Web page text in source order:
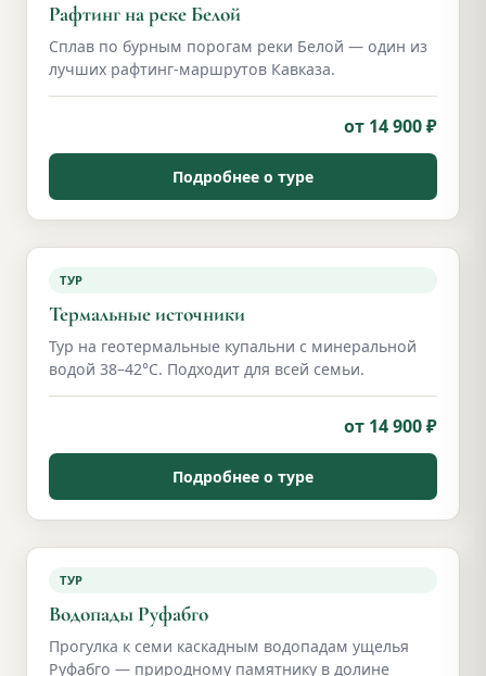
Рафтинг на реке Белой
Сплав по бурным порогам реки Белой — один из
лучших рафтинг-маршрутов Кавказа.
от 14 900 ₽
Подробнее о туре
ТУР
Термальные источники
Тур на геотермальные купальни с минеральной
водой 38–42°С. Подходит для всей семьи.
от 14 900 ₽
Подробнее о туре
ТУР
Водопады Руфабго
Прогулка к семи каскадным водопадам ущелья
Руфабго — природному памятнику в долине